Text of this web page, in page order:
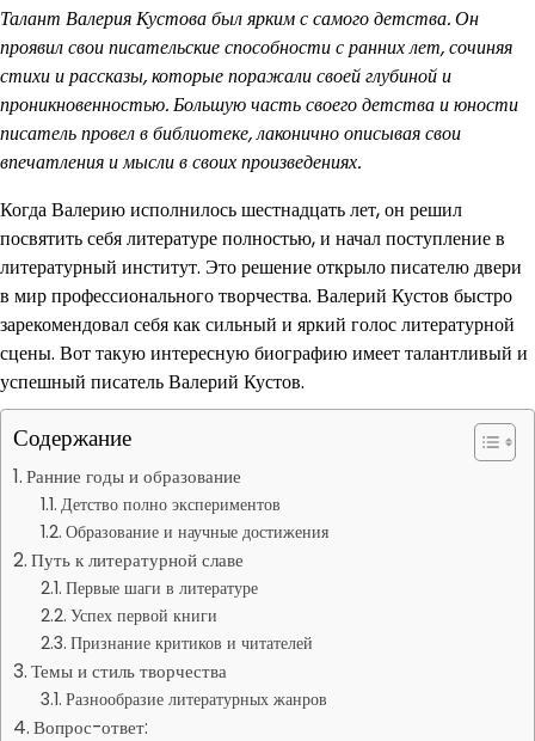
Талант Валерия Кустова был ярким с самого детства. Он
проявил свои писательские способности с ранних лет, сочиняя
стихи и рассказы, которые поражали своей глубиной и
проникновенностью. Большую часть своего детства и юности
писатель провел в библиотеке, лаконично описывая свои
впечатления и мысли в своих произведениях.
Когда Валерию исполнилось шестнадцать лет, он решил
посвятить себя литературе полностью, и начал поступление в
литературный институт. Это решение открыло писателю двери
в мир профессионального творчества. Валерий Кустов быстро
зарекомендовал себя как сильный и яркий голос литературной
сцены. Вот такую интересную биографию имеет талантливый и
успешный писатель Валерий Кустов.
Содержание
Ранние годы и образование
Детство полно экспериментов
Образование и научные достижения
Путь к литературной славе
Первые шаги в литературе
Успех первой книги
Признание критиков и читателей
Темы и стиль творчества
Разнообразие литературных жанров
Вопрос-ответ: